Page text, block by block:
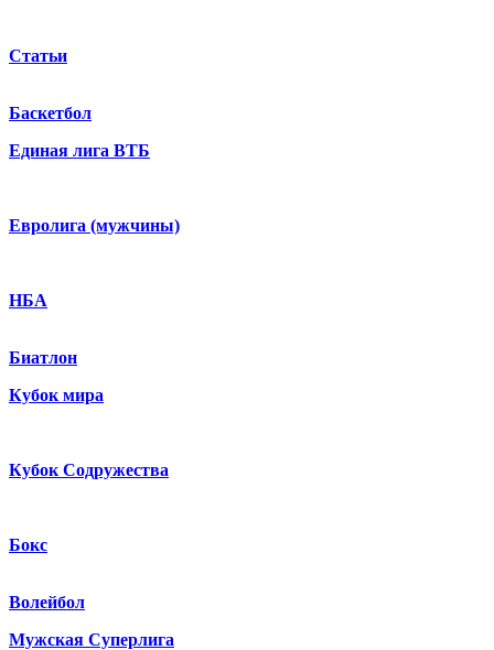
Статьи
Баскетбол
Единая лига ВТБ
Евролига (мужчины)
НБА
Биатлон
Кубок мира
Кубок Содружества
Бокс
Волейбол
Мужская Суперлига